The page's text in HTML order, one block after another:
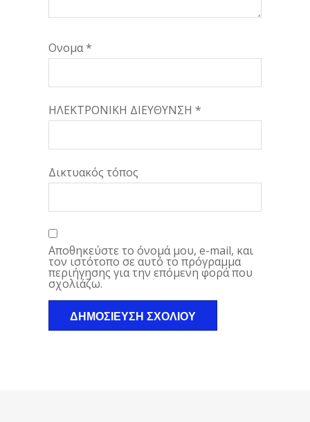
Ονομα*
ΗΛΕΚΤΡΟΝΙΚΗ ΔΙΕΥΘΥΝΣΗ *
Δικτυακός τόπος
Αποθηκεύστε το όνομά μου, e-mail, και
τον ιστότοπο σε αυτό το πρόγραμμα
περιήγησης για την επόμενη φορά που
σχολιάζω.